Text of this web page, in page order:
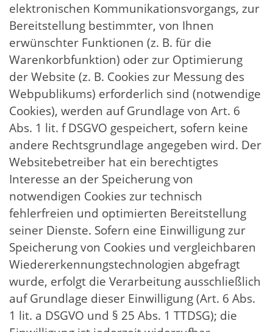
elektronischen Kommunikationsvorgangs, zur
Bereitstellung bestimmter, von Ihnen
erwünschter Funktionen (z. B. für die
Warenkorbfunktion) oder zur Optimierung
der Website (z. B. Cookies zur Messung des
Webpublikums) erforderlich sind (notwendige
Cookies), werden auf Grundlage von Art. 6
Abs. 1 lit. f DSGVO gespeichert, sofern keine
andere Rechtsgrundlage angegeben wird. Der
Websitebetreiber hat ein berechtigtes
Interesse an der Speicherung von
notwendigen Cookies zur technisch
fehlerfreien und optimierten Bereitstellung
seiner Dienste. Sofern eine Einwilligung zur
Speicherung von Cookies und vergleichbaren
Wiedererkennungstechnologien abgefragt
wurde, erfolgt die Verarbeitung ausschließlich
auf Grundlage dieser Einwilligung (Art. 6 Abs.
1 lit. a DSGVO und § 25 Abs. 1 TTDSG); die